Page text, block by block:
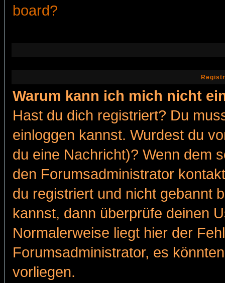
board?
Warum kann ich mich nicht
Hast du dich registriert? Du
einloggen kannst. Wurdest du
du eine Nachricht)? Wenn dem
den Forumsadministrator
du registriert und nicht gebannt
kannst, dann überprüfe deinen
Normalerweise liegt hier der
Forumsadministrator, es
vorliegen.